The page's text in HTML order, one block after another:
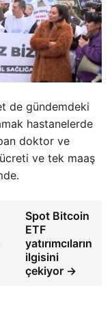
de gündemdeki
hastanelerde
doktor ve
ücreti ve tek maaş
Spot Bitcoin
ETF
yatırımcıların
ilgisini
çekiyor →